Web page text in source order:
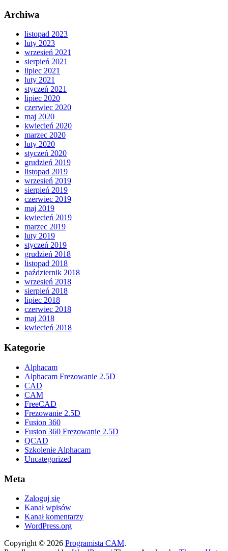
Archiwa
listopad 2023
luty 2023
wrzesień 2021
sierpień 2021
lipiec 2021
luty 2021
styczeń 2021
lipiec 2020
czerwiec 2020
maj 2020
kwiecień 2020
marzec 2020
luty 2020
styczeń 2020
grudzień 2019
listopad 2019
wrzesień 2019
sierpień 2019
czerwiec 2019
maj 2019
kwiecień 2019
marzec 2019
luty 2019
styczeń 2019
grudzień 2018
listopad 2018
październik 2018
wrzesień 2018
sierpień 2018
lipiec 2018
czerwiec 2018
maj 2018
kwiecień 2018
Kategorie
Alphacam
Alphacam Frezowanie 2.5D
CAD
CAM
FreeCAD
Frezowanie 2.5D
Fusion 360
Fusion 360 Frezowanie 2.5D
QCAD
Szkolenie Alphacam
Uncategorized
Meta
Zaloguj się
Kanał wpisów
Kanał komentarzy
WordPress.org
Copyright © 2026 Programista CAM.